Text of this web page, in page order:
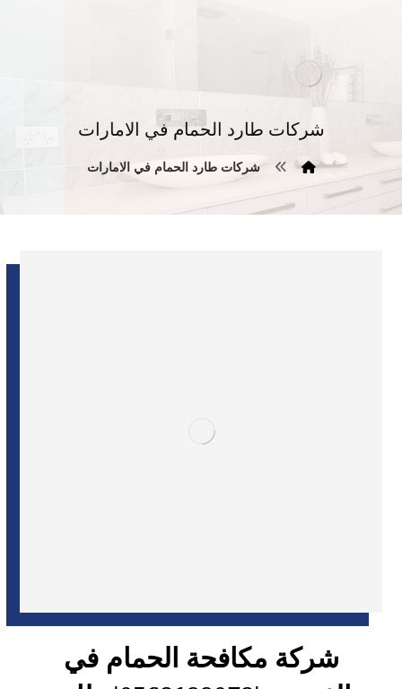
شركات طارد الحمام في الامارات
شركات طارد الحمام في الامارات
شركة مكافحة الحمام في